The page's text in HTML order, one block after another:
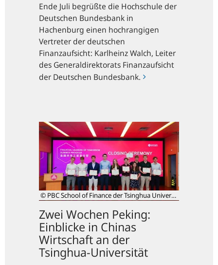
Ende Juli begrüßte die Hochschule der
Deutschen Bundesbank in
Hachenburg einen hochrangigen
Vertreter der deutschen
Finanzaufsicht: Karlheinz Walch, Leiter
des Generaldirektorats Finanzaufsicht
der Deutschen Bundesbank.
© PBC School of Finance der Tsinghua Universität
Zwei Wochen Peking:
Einblicke in Chinas
Wirtschaft an der
Tsinghua-Universität
Wochen
Peking:
Einblicke
Chinas
Wirtschaft
an
der
Tsinghua-
Universität